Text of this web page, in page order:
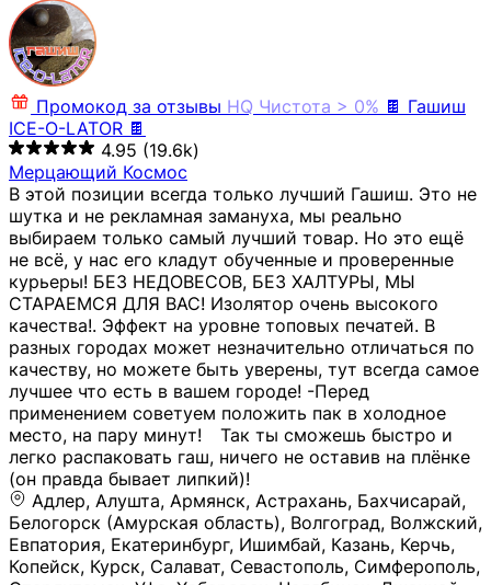
Промокод за отзывы HQ Чистота > 0% 🍫 Гашиш
ICE-O-LATOR 🍫
4.95 (19.6k)
Мерцающий Космос
В этой позиции всегда только лучший Гашиш. Это не
шутка и не рекламная замануха, мы реально
выбираем только самый лучший товар. Но это ещё
не всё, у нас его кладут обученные и проверенные
курьеры! БЕЗ НЕДОВЕСОВ, БЕЗ ХАЛТУРЫ, МЫ
СТАРАЕМСЯ ДЛЯ ВАС! Изолятор очень высокого
качества!. Эффект на уровне топовых печатей. В
разных городах может незначительно отличаться по
качеству, но можете быть уверены, тут всегда самое
лучшее что есть в вашем городе! -Перед
применением советуем положить пак в холодное
место, на пару минут!⠀ Так ты сможешь быстро и
легко распаковать гаш, ничего не оставив на плёнке
(он правда бывает липкий)!
Адлер, Алушта, Армянск, Астрахань, Бахчисарай,
Белогорск (Амурская область), Волгоград, Волжский,
Евпатория, Екатеринбург, Ишимбай, Казань, Керчь,
Копейск, Курск, Салават, Севастополь, Симферополь,